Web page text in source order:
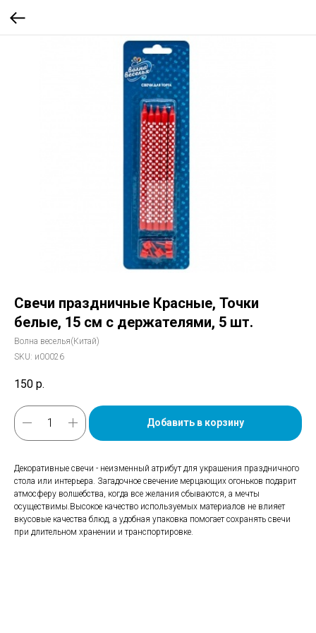
Свечи праздничные Красные, Точки
белые, 15 см с держателями, 5 шт.
Волна веселья(Китай)
SKU: и00026
150 р.
Добавить в корзину
Декоративные свечи - неизменный атрибут для украшения праздничного
стола или интерьера. Загадочное свечение мерцающих огоньков подарит
атмосферу волшебства, когда все желания сбываются, а мечты
осуществимы.Высокое качество используемых материалов не влияет
вкусовые качества блюд, а удобная упаковка помогает сохранять свечи
при длительном хранении и транспортировке.